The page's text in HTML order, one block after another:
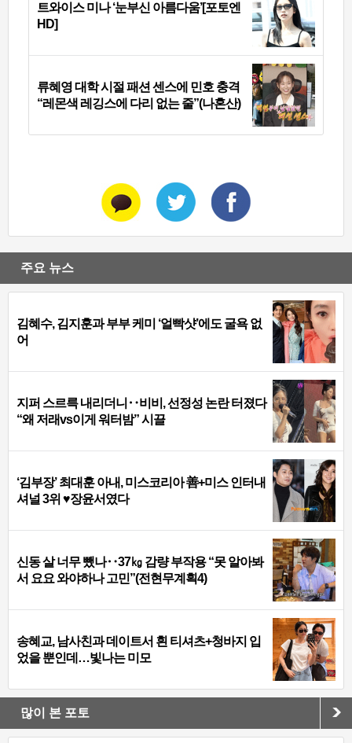
트와이스 미나 ‘눈부신 아름다움’[포토엔
HD]
류혜영 대학 시절 패션 센스에 민호 충격
“레몬색 레깅스에 다리 없는 줄”(나혼산)
주요 뉴스
김혜수, 김지훈과 부부 케미 ‘얼빡샷’에도 굴욕 없
어
지퍼 스르륵 내리더니‥비비, 선정성 논란 터졌다
“왜 저래vs이게 워터밤” 시끌
‘김부장’ 최대훈 아내, 미스코리아 善+미스 인터내
셔널 3위 ♥장윤서였다
신동 살 너무 뺐나‥37㎏ 감량 부작용 “못 알아봐
서 요요 와야하나 고민”(전현무계획4)
송혜교, 남사친과 데이트서 흰 티셔츠+청바지 입
었을 뿐인데…빛나는 미모
많이 본 포토